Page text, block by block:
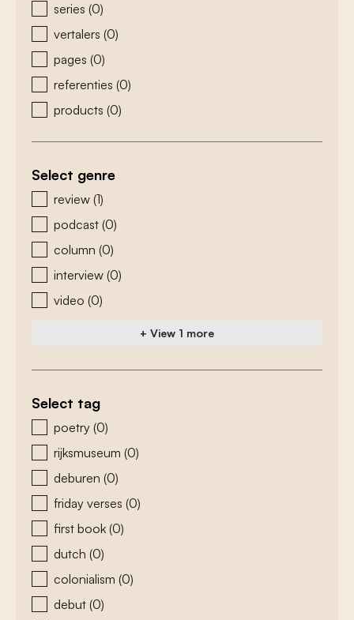
series (0)
vertalers (0)
pages (0)
referenties (0)
products (0)
Select genre
zoeken - genre
review (1)
podcast (0)
column (0)
interview (0)
video (0)
+ View 1 more
Select tag
zoeken - tags
poetry (0)
rijksmuseum (0)
deburen (0)
friday verses (0)
first book (0)
dutch (0)
colonialism (0)
debut (0)